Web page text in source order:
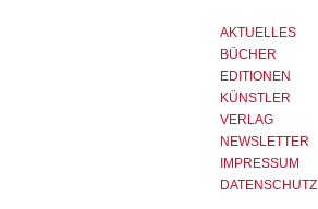
AKTUELLES
BÜCHER
EDITIONEN
KÜNSTLER
VERLAG
NEWSLETTER
IMPRESSUM
DATENSCHUTZ